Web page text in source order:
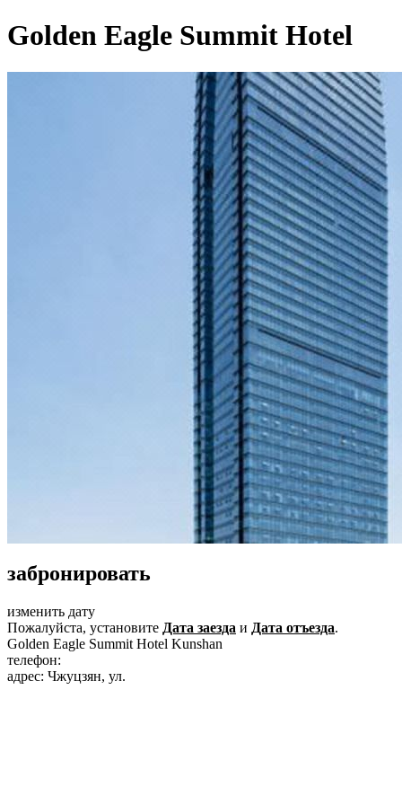
Golden Eagle Summit Hotel
забронировать
изменить дату
Пожалуйста, установите Дата заезда и Дата отъезда.
Golden Eagle Summit Hotel Kunshan
телефон:
адрес: Чжуцзян, ул.